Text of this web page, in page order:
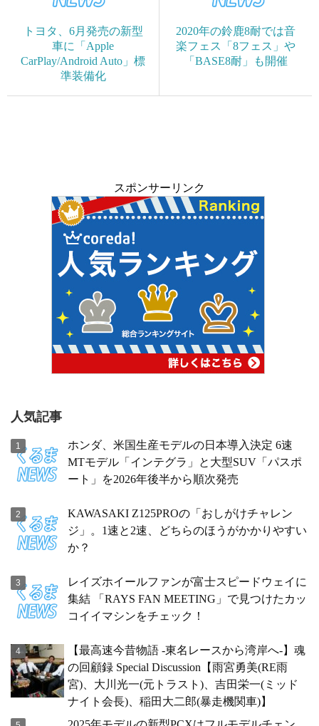
トヨタ、6月発売の新型
車に「Apple
CarPlay/Android Auto」標
準装備化
2020年の鈴鹿8耐では音
楽フェス「8フェス」や
「BASE8耐」も開催
スポンサーリンク
人気記事
ホンダ、米国生産モデルの日本導入決定 6速
MTモデル「インテグラ」と大型SUV「パスポ
ート」を2026年後半から順次発売
KAWASAKI Z125PROの「おしがけチャレン
ジ」。1速と2速、どちらのほうがかかりやすい
か？
レイズホイールファンが富士スピードウェイに
集結 「RAYS FAN MEETING」で見つけたカッ
コイイマシンをチェック！
【最高速今昔物語 -東名レースから湾岸へ-】魂
の回顧録 Special Discussion【雨宮勇美(RE雨
宮)、大川光一(元トラスト)、吉田栄一(ミッド
ナイト会長)、稲田大二郎(暴走機関車)】